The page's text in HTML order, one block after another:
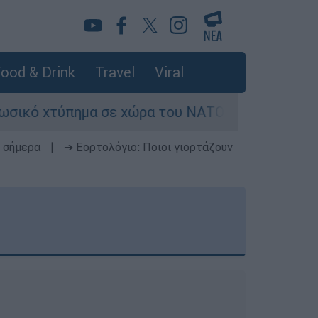
& Drink Travel Viral
σε χώρα του ΝΑΤΟ - Τα βασικά σενάρια
➔ Εορτολόγιο: Ποιοι γιορτάζουν